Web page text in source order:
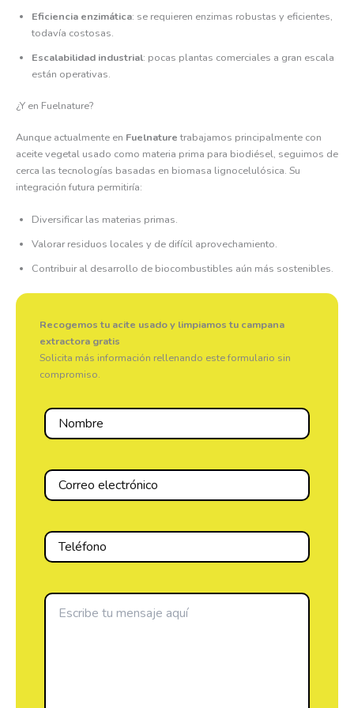
Eficiencia enzimática: se requieren enzimas robustas y eficientes,
todavía costosas.
Escalabilidad industrial: pocas plantas comerciales a gran escala
están operativas.
¿Y en Fuelnature?
Aunque actualmente en Fuelnaturetrabajamos principalmente con
aceite vegetal usado como materia prima para biodiésel, seguimos de
cerca las tecnologías basadas en biomasa lignocelulósica. Su
integración futura permitiría:
Diversificar las materias primas.
Valorar residuos locales y de difícil aprovechamiento.
Contribuir al desarrollo de biocombustibles aún más sostenibles.
Recogemos tu acite usado y limpiamos tu campana
extractora gratis
Solicita más información rellenando este formulario sin
compromiso.